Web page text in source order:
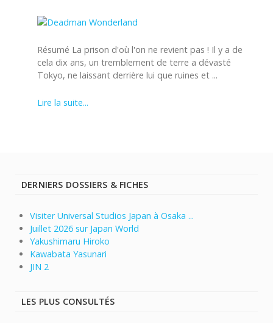
Résumé La prison d'où l'on ne revient pas ! Il y a de
cela dix ans, un tremblement de terre a dévasté
Tokyo, ne laissant derrière lui que ruines et ...
Lire la suite...
DERNIERS DOSSIERS & FICHES
Visiter Universal Studios Japan à Osaka ...
Juillet 2026 sur Japan World
Yakushimaru Hiroko
Kawabata Yasunari
JIN 2
LES PLUS CONSULTÉS